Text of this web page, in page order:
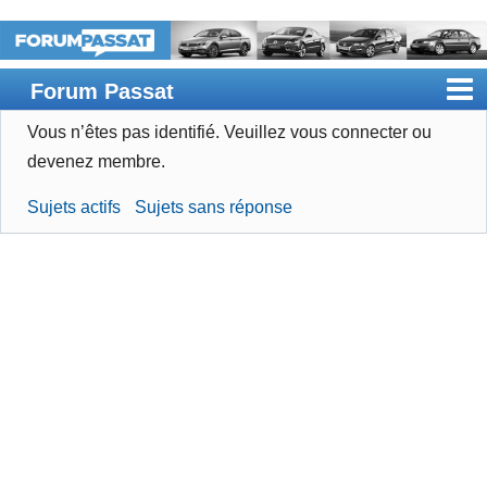
Forum Passat
Accueil
Devenir membre
Vous n’êtes pas identifié. Veuillez vous connecter ou
devenez membre.
Sujets actifs Sujets sans réponse